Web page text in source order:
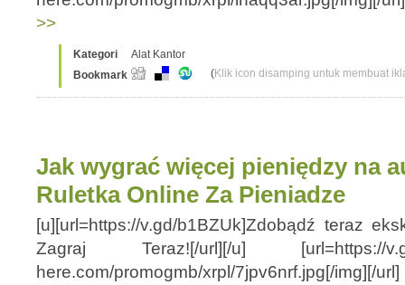
>>
Kategori
Alat Kantor
Bookmark
(Klik icon disamping untuk membuat
Jak wygrać więcej pieniędzy na
Ruletka Online Za Pieniadze
[u][url=https://v.gd/b1BZUk]Zdobądź teraz
Zagraj Teraz![/url][/u] [url=https://v.gd/
here.com/promogmb/xrpl/7jpv6nrf.jpg[/img][/